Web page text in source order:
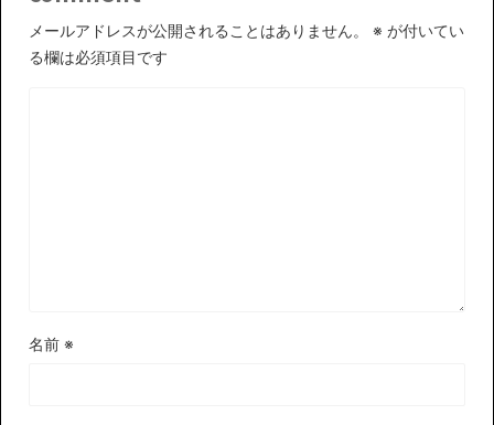
メールアドレスが公開されることはありません。 ※ が付いてい
る欄は必須項目です
名前 ※